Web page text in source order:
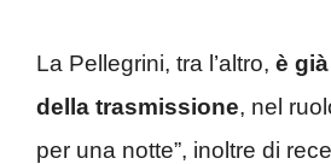
La Pellegrini, tra l’altro, è
della trasmissione, nel
per una notte”, inoltre di